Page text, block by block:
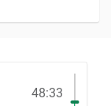
48:33